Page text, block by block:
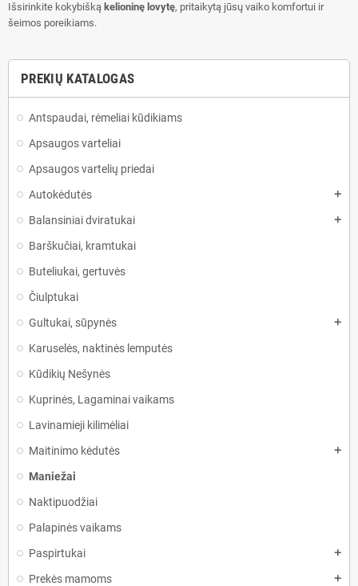
PREKIŲ KATALOGAS
Antspaudai, rėmeliai kūdikiams
Apsaugos varteliai
Apsaugos vartelių priedai
Autokėdutės
add
Balansiniai dviratukai add
Barškučiai, kramtukai
Buteliukai, gertuvės
Čiulptukai
Gultukai, sūpynės
add
Karuselės, naktinės lemputės
Kūdikių Nešynės
Kuprinės, Lagaminai vaikams
Lavinamieji kilimėliai
Maitinimo kėdutės
add
Maniežai
Naktipuodžiai
Palapinės vaikams
Paspirtukai
add
Prekės mamoms add
Išsirinkite kokybišką kelioninę lovytę, pritaikytą jūsų vaiko komfortui ir
šeimos poreikiams.